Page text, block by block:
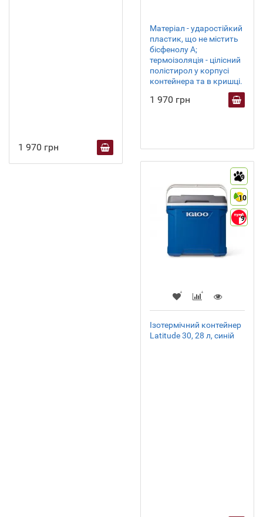
1 970 грн
Матеріал - ударостійкий
пластик, що не містить
бісфенолу А;
термоізоляція - цілісний
полістирол у корпусі
контейнера та в кришці.
1 970 грн
9
10
9
Ізотермічний контейнер
Latitude 30, 28 л, синій